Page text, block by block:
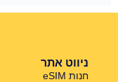
ניווט אתר
חנות eSIM